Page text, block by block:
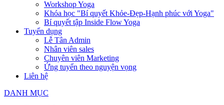
Workshop Yoga
Khóa học "Bí quyết Khỏe-Đẹp-Hạnh phúc với Yoga"
Bí quyết tập Inside Flow Yoga
Tuyển dụng
Lễ Tân Admin
Nhân viên sales
Chuyên viên Marketing
Ứng tuyển theo nguyện vọng
Liên hệ
DANH MỤC